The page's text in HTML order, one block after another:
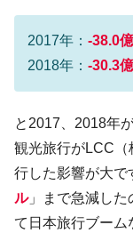
Fact1
日本人マ
だった選手とは？
Fact1
甲子園
2017年： -38.0
2018年： -30.3
と2017、2018年
観光旅行がLCC（
行した影響が大で
ル」まで急減した
て日本旅行ブーム